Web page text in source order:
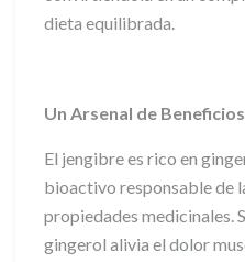
dieta equilibrada.
Un Arsenal de
El jengibre es rico en
bioactivo responsable de
propiedades medicinales.
gingerol alivia el dolor